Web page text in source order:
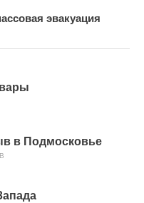
эвакуация
в Подмосковье